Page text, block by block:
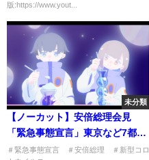
版:https://www.yout...
未分類
【ノーカット】安倍総理会見
「緊急事態宣言」東京など7都府
県へ発出 (2020/04/07)
＃緊急事態宣言 ＃安倍総理 ＃新型コロ